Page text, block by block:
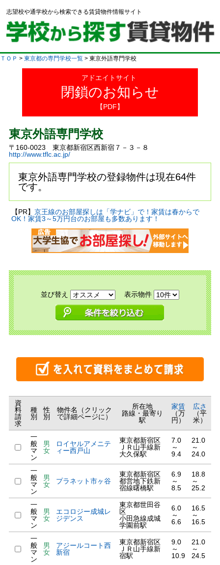
志望校や通学校から検索できる賃貸物件情報サイト
ＴＯＰ > 東京都の専門学校一覧 > 東京外語専門学校
アドエイトサイト
閉鎖のお知らせ
【PDF】
東京外語専門学校
〒160-0023 東京都新宿区西新宿７－３－８
http://www.tflc.ac.jp/
東京外語専門学校の登録物件は現在64件
です。
【PR】 京王線のお部屋探しは「学ナビ」で！家賃は春からで
OK！家賃3～5万円台のお部屋も多数あります！
並び替え 表示物件
資
料
請
求
種
別
性
別
物件名（クリック
で詳細ページに）
所在地
路線・最寄り
駅
家賃
（万
円）
広さ
（平
米）
一
般
マ
ン
男
女
ロイヤルアメニテ
ィー西戸山
東京都新宿区
ＪＲ山手線新
大久保駅
7.0
～
9.4
21.0
～
24.0
一
般
マ
ン
男
女
プラネット市ヶ谷
東京都新宿区
都営地下鉄新
宿線曙橋駅
6.9
～
8.5
18.8
～
25.2
一
般
マ
ン
男
女
エコロジー成城レ
ジデンス
東京都世田谷
区
小田急線成城
学園前駅
6.0
～
6.6
16.5
～
16.5
一
般
マ
ン
男
女
アジールコート西
新宿
東京都新宿区
ＪＲ山手線新
宿駅
9.0
～
10.9
21.0
～
24.5